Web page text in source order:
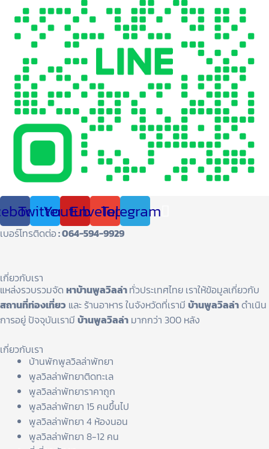
TwitterYoutubeEnvelopeTelegram
เบอร์โทรติดต่อ: 064-594-9929
เกี่ยวกับเรา
แหล่งรวบรวมจัด หาบ้านพูลวิลล่าทั่วประเทศไทย เราให้ข้อมูลเกี่ยวกับ
สถานที่ท่องเที่ยว และ ร้านอาหาร ในจังหวัดที่เรามี บ้านพูลวิลล่าดำเนิน
การอยู่ ปัจจุบันเรามี บ้านพูลวิลล่า มากกว่า 300 หลัง
เกี่ยวกับเรา
บ้านพักพูลวิลล่าพัทยา
พูลวิลล่าพัทยาติดทะเล
พูลวิลล่าพัทยาราคาถูก
พูลวิลล่าพัทยา 15 คนขึ้นไป
พูลวิลล่าพัทยา 4 ห้องนอน
พูลวิลล่าพัทยา 8-12 คน